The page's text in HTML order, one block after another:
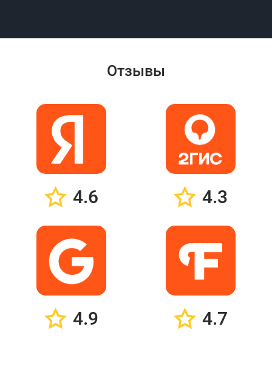
Отзывы
4.6 4.3
4.9 4.7